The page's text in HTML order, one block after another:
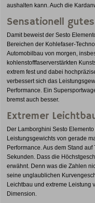
aushalten kann. Auch die
Sensationell
Damit beweist der Sesto
Bereichen der Kohlefaser-
Automobilbau von morgen,
kohlenstofffaserverstärkten
extrem fest und dabei
verbessert sich das
Performance. Ein
bremst auch besser.
Extremer
Der Lamborghini Sesto
Leistungsgewichts von gerade
Performance. Aus dem Stand
Sekunden. Dass die
erwähnt. Denn was die Zahlen
seine unglaublichen
Leichtbau und extreme Leistung
Dimension.